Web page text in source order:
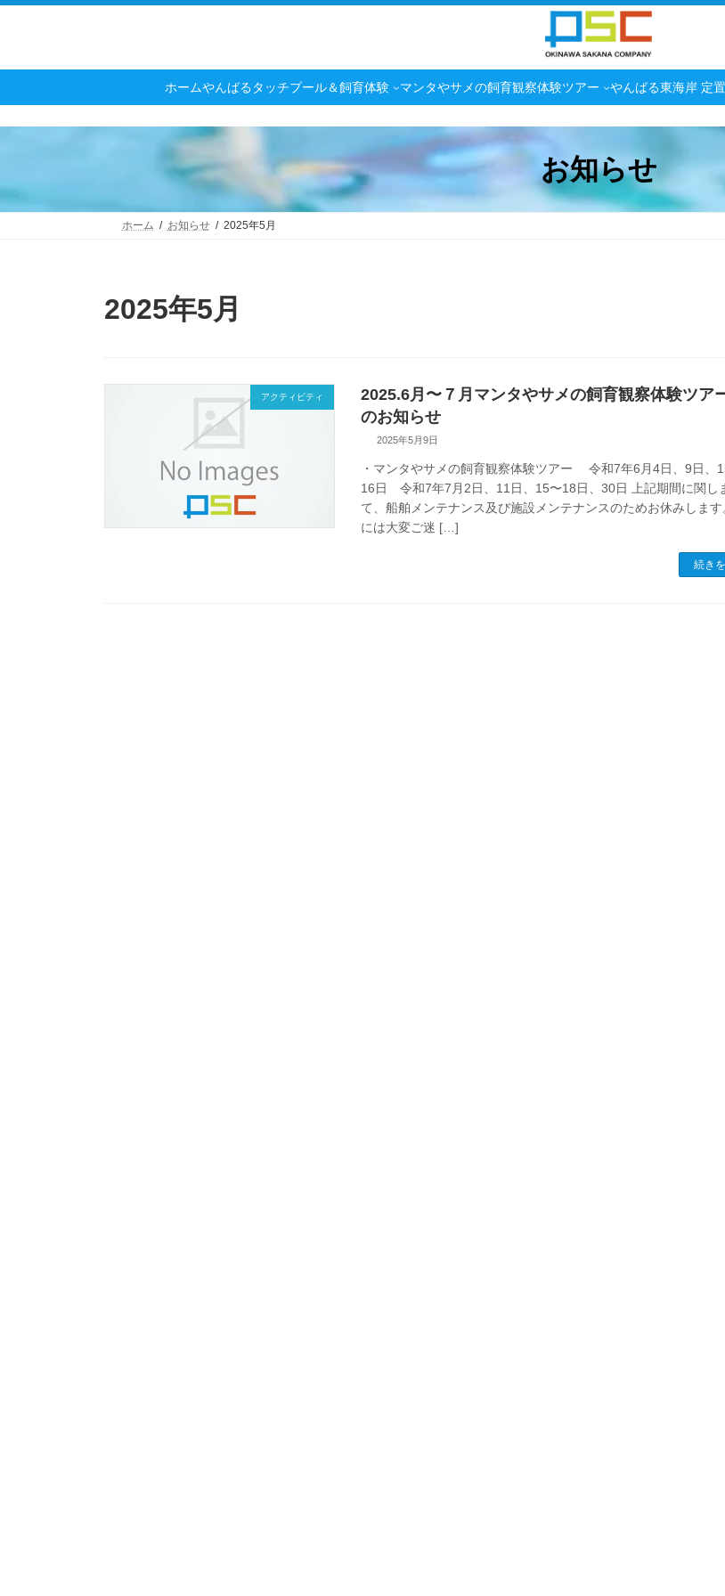
コ
ナ
ホームやんばるタッチプール＆飼育体験 マンタやサメの飼育観察体験ツアー やんばる東海岸 定
お知らせ
ホーム お知らせ 2025年5月
2025年5月
アクティビティ
2025.6月〜７月マンタやサメの飼育観察体験ツア
のお知らせ
2025年5月9日
・マンタやサメの飼育観察体験ツアー 令和7年6月4日、9日、
16日 令和7年7月2日、11日、15〜18日、30日 上記期間に関し
て、船舶メンテナンス及び施設メンテナンスのためお休みします
には大変ご迷 […]
続き